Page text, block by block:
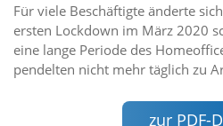
Für viele Beschäftigte änderte
ersten Lockdown im März 2020
eine lange Periode des
pendelten nicht mehr täglich zu
zur PDF-